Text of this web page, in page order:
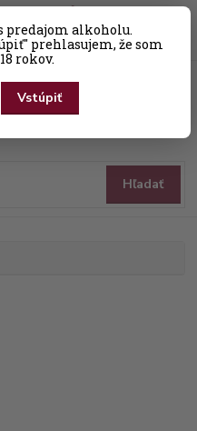
predajom alkoholu.
prehlasujem, že som
rokov.
Vstúpiť
Hľadať
za0,00 EUR